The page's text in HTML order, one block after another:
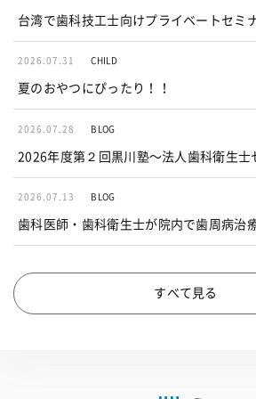
台湾で歯科技工士向けプライベートセミ
2026.07.31 CHILD
夏のおやつにぴったり！！
2026.07.28 BLOG
2026年度第２回黒川塾〜法人歯科衛生士
2026.07.13 BLOG
歯科医師・歯科衛生士が院内で歯周病治
すべて見る